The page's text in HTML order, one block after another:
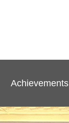
Achievements